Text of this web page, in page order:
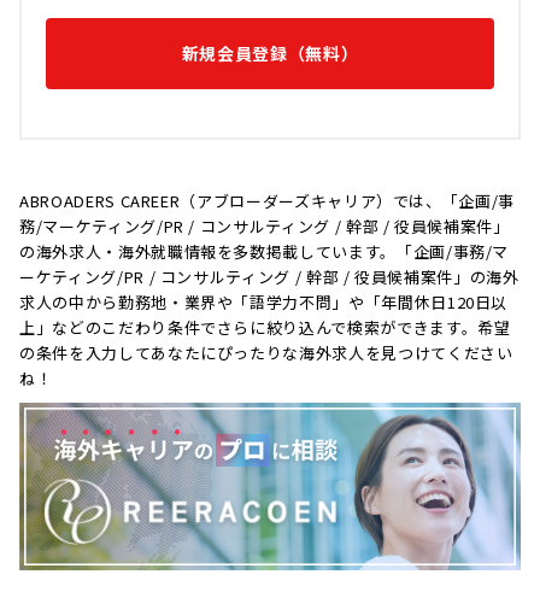
新規会員登録（無料）
ABROADERS CAREER（アブローダーズキャリア）では、「企画/事
務/マーケティング/PR / コンサルティング / 幹部 / 役員候補案件」
の海外求人・海外就職情報を多数掲載しています。「企画/事務/マ
ーケティング/PR / コンサルティング / 幹部 / 役員候補案件」の海外
求人の中から勤務地・業界や「語学力不問」や「年間休日120日以
上」などのこだわり条件でさらに絞り込んで検索ができます。希望
の条件を入力してあなたにぴったりな海外求人を見つけてください
ね！